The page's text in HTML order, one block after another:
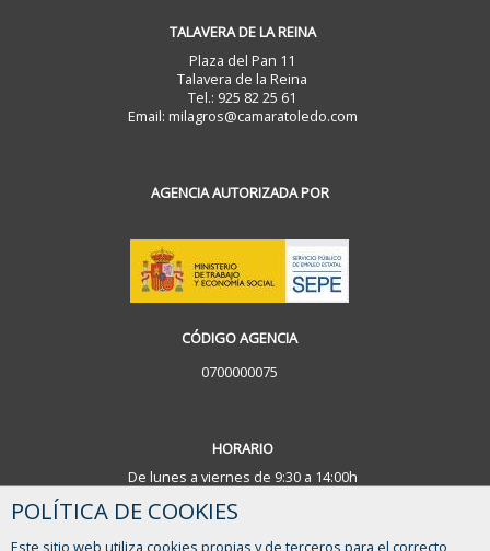
TALAVERA DE LA REINA
Plaza del Pan 11
Talavera de la Reina
Tel.: 925 82 25 61
Email: milagros@camaratoledo.com
AGENCIA AUTORIZADA POR
CÓDIGO AGENCIA
0700000075
HORARIO
De lunes a viernes de 9:30 a 14:00h
POLÍTICA DE COOKIES
Este sitio web utiliza cookies propias y de terceros para el correcto